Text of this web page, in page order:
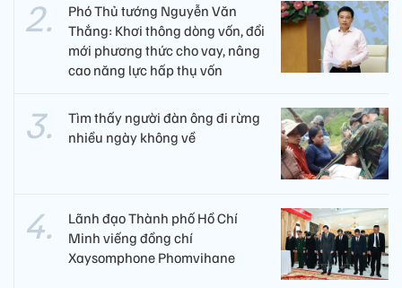
Phó Thủ tướng Nguyễn Văn
Thắng: Khơi thông dòng vốn, đổi
mới phương thức cho vay, nâng
cao năng lực hấp thụ vốn
Tìm thấy người đàn ông đi rừng
nhiều ngày không về
Lãnh đạo Thành phố Hồ Chí
Minh viếng đồng chí
Xaysomphone Phomvihane